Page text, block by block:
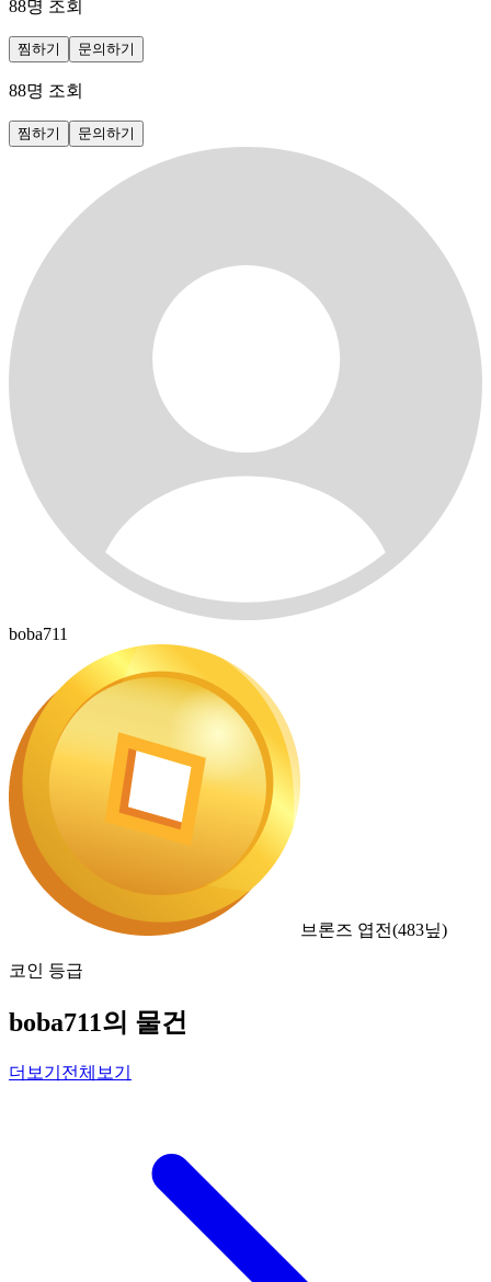
88명 조회
찜하기 문의하기
88명 조회
찜하기 문의하기
boba711
브론즈 엽전(483닢)
코인 등급
boba711의 물건
더보기 전체보기